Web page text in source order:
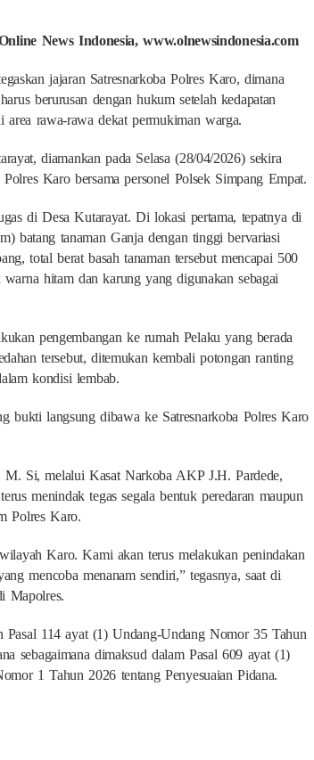
News Indonesia, www.olnewsindonesia.com
jajaran Satresnarkoba Polres Karo, dimana
berurusan dengan hukum setelah kedapatan
rawa-rawa dekat permukiman warga.
diamankan pada Selasa (28/04/2026) sekira
Karo bersama personel Polsek Simpang Empat.
di Desa Kutarayat. Di lokasi pertama, tepatnya di
batang tanaman Ganja dengan tinggi bervariasi
total berat basah tanaman tersebut mencapai 500
hitam dan karung yang digunakan sebagai
pengembangan ke rumah Pelaku yang berada
tersebut, ditemukan kembali potongan ranting
kondisi lembab.
bukti langsung dibawa ke Satresnarkoba Polres Karo
Si, melalui Kasat Narkoba AKP J.H. Pardede,
menindak tegas segala bentuk peredaran maupun
Polres Karo.
Karo. Kami akan terus melakukan penindakan
mencoba menanam sendiri,” tegasnya, saat di
Mapolres.
Pasal 114 ayat (1) Undang-Undang Nomor 35 Tahun
sebagaimana dimaksud dalam Pasal 609 ayat (1)
1 Tahun 2026 tentang Penyesuaian Pidana.